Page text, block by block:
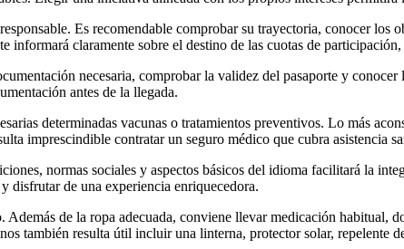
Es recomendable comprobar su trayectoria, conocer los
informará claramente sobre el destino de las cuotas de
necesaria, comprobar la validez del pasaporte y
antes de la llegada.
determinadas vacunas o tratamientos preventivos. Lo más
imprescindible contratar un seguro médico que cubra asistencia
normas sociales y aspectos básicos del idioma facilitará la
disfrutar de una experiencia enriquecedora.
de la ropa adecuada, conviene llevar medicación habitual,
también resulta útil incluir una linterna, protector solar, repelente